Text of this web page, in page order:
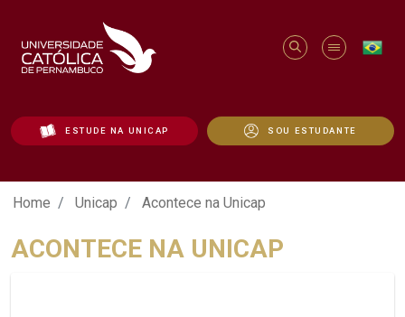
ESTUDE NA UNICAP SOU ESTUDANTE
Acontece na Unicap - Unicap
Home Unicap Acontece na Unicap
ACONTECE NA UNICAP